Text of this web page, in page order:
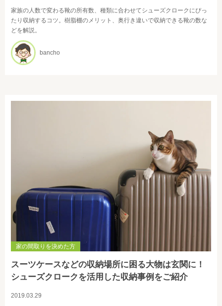
家族の人数で変わる靴の所有数、種類に合わせてシューズクロークにぴっ
たり収納するコツ。樹脂棚のメリット、奥行き違いで収納できる靴の数な
どを解説。
bancho
家の間取りを決めた方
スーツケースなどの収納場所に困る大物は玄関に！
シューズクロークを活用した収納事例をご紹介
2019.03.29